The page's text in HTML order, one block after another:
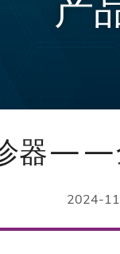
器——
2024-